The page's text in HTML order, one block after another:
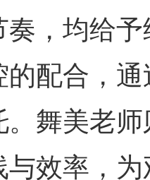
，均给
的配合，
舞美老
与效率，